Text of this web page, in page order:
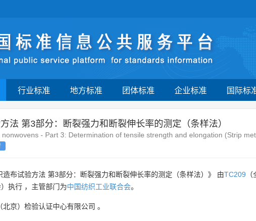
行业标准 地方标准 团体标准 企业标准 国际标
法 第3部分：断裂强力和断裂伸长率的测定（条样法）
- Part 3: Determination of tensile strength and elongation (Strip
造布试验方法 第3部分：断裂强力和断裂伸长率的测定（条样法）》 由TC209
执行 ，主管部门为中国纺织工业联合会。
北京）检验认证中心有限公司 。